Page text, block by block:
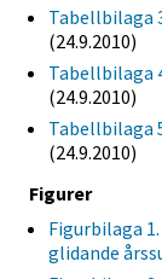
Tabellbilaga
(24.9.2010)
Tabellbilaga
(24.9.2010)
Tabellbilaga
(24.9.2010)
Figurer
Figurbilaga
glidande